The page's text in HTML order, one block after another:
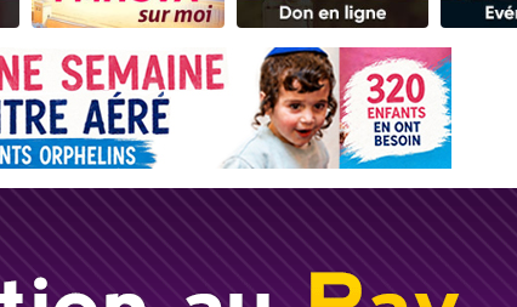
de nous rejoindre sur WhatsApp
de demander une bénédiction
pour étudier en groupe sur Zoom
de nous rejoindre sur WhatsApp
de nous rejoindre sur WhatsApp
de faire un don pour Reloger Rivka, 6 enfants, victime de violences...
de faire un don pour 1 Journée de Vacances Pour les Enfants
de demander une bénédiction